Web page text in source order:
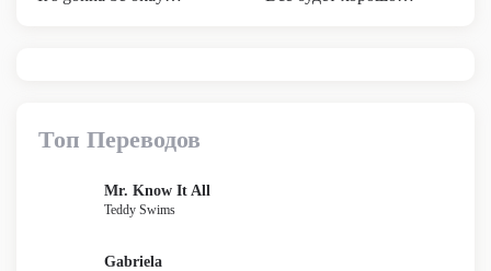
Топ Переводов
Mr. Know It All
Teddy Swims
Gabriela